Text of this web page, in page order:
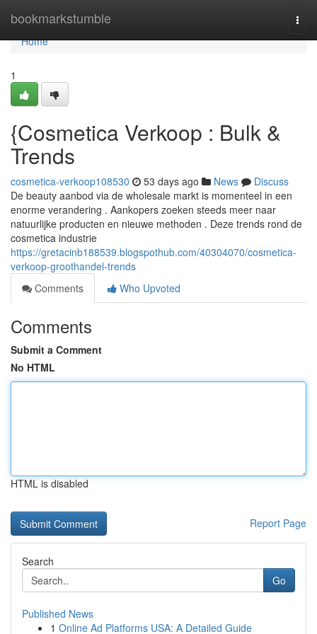
bookmarkstumble
Home
Home
1
{Cosmetica Verkoop : Bulk &
Trends
cosmetica-verkoop108530 53 days ago News
Discuss
De beauty aanbod via de wholesale markt is momenteel in een
enorme verandering . Aankopers zoeken steeds meer naar
natuurlijke producten en nieuwe methoden . Deze trends rond de
cosmetica industrie
https://gretacinb188539.blogspothub.com/40304070/cosmetica-
verkoop-groothandel-trends
Comments
Who Upvoted
Comments
Submit a Comment
No HTML
HTML is disabled
Report Page
Search
Go
Published News
1 Online Ad Platforms USA: A Detailed Guide